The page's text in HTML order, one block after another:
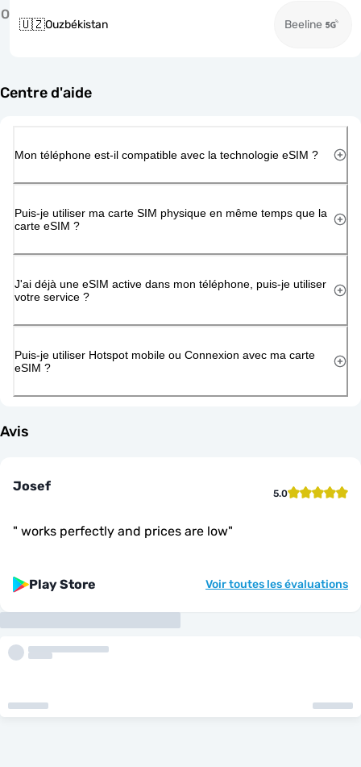
O
🇺🇿Ouzbékistan Beeline
Centre d'aide
Mon téléphone est-il compatible avec la technologie eSIM ?
Puis-je utiliser ma carte SIM physique en même temps que la
carte eSIM ?
J'ai déjà une eSIM active dans mon téléphone, puis-je utiliser
votre service ?
Puis-je utiliser Hotspot mobile ou Connexion avec ma carte
eSIM ?
Avis
Josef 5.0
" works perfectly and prices are low"
Play Store Voir toutes les évaluations